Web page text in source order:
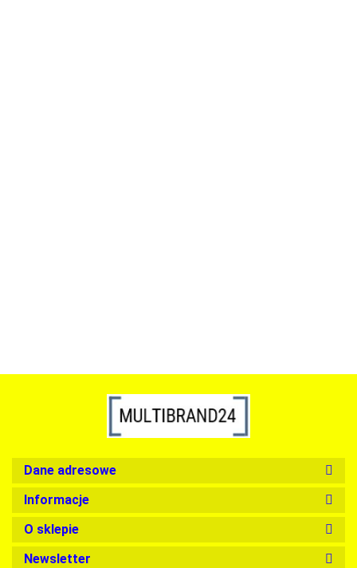
Dane adresowe
Informacje
O sklepie
Newsletter